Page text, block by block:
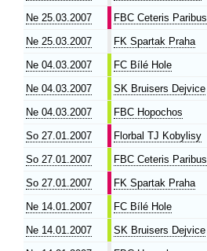
Ne 25.03.2007
FBC Ceteris Paribus
Ne 25.03.2007
FK Spartak Praha
Ne 04.03.2007
FC Bílé Hole
Ne 04.03.2007
SK Bruisers Dejvice
Ne 04.03.2007
FBC Hopochos
So 27.01.2007
Florbal TJ Kobylisy
So 27.01.2007
FBC Ceteris Paribus
So 27.01.2007
FK Spartak Praha
Ne 14.01.2007
FC Bílé Hole
Ne 14.01.2007
SK Bruisers Dejvice